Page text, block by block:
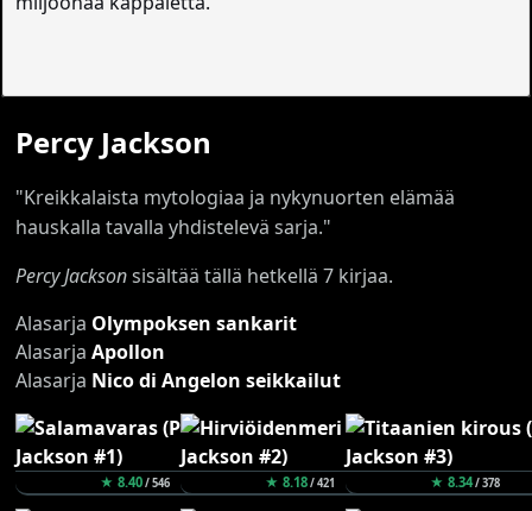
Percy Jackson
"Kreikkalaista mytologiaa ja nykynuorten elämää
hauskalla tavalla yhdistelevä sarja."
Percy Jacksonsisältää tällä hetkellä 7 kirjaa.
Alasarja Olympoksen sankarit
AlasarjaApollon
Alasarja Nico di Angelon seikkailut
★ 8.40/ 546 ★ 8.18/ 421 ★ 8.34/ 378